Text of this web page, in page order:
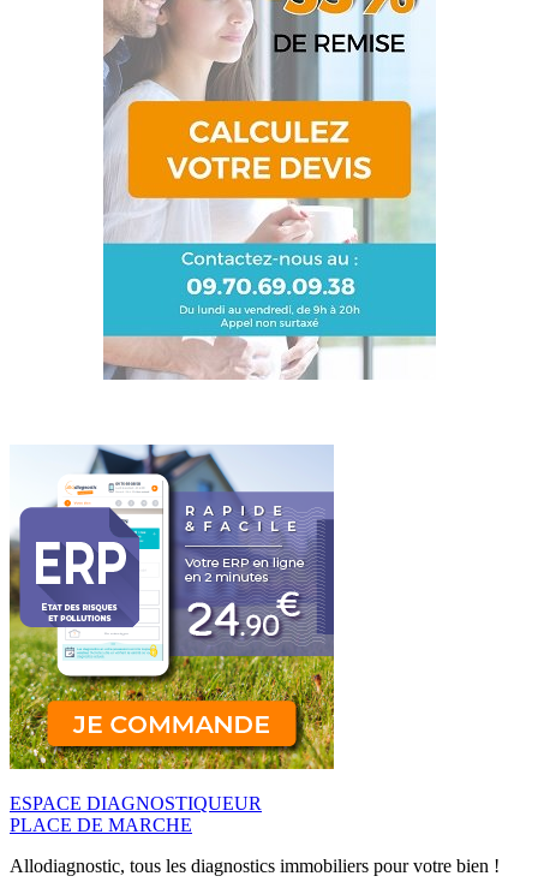
ESPACE DIAGNOSTIQUEUR
PLACE DE MARCHE
Allodiagnostic, tous les diagnostics immobiliers pour votre bien !